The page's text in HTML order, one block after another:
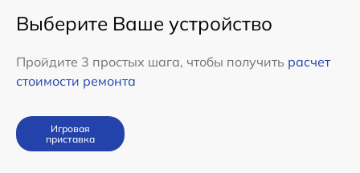
Выберите Ваше устройство
Пройдите 3 простых шага, чтобы получить расчет
стоимости ремонта
Игровая
приставка